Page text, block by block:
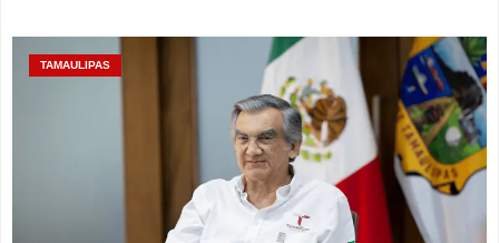
TAMAULIPAS